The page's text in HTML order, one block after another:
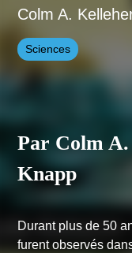
Colm A.
Sciences
Par Colm
Knapp
Durant plus de 50
furent observés